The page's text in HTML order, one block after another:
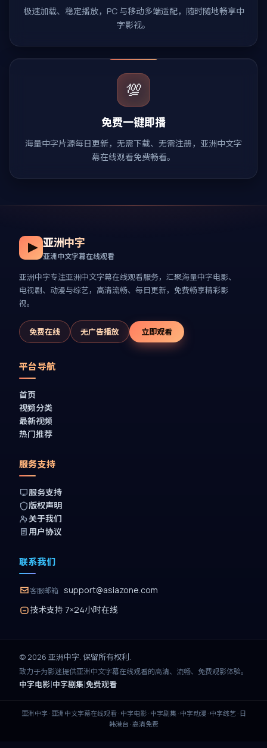
极速加载、稳定播放，PC 与移动多端适配，随时随地畅享中
字影视。
💯
免费一键即播
海量中字片源每日更新，无需下载、无需注册，亚洲中文字
幕在线观看免费畅看。
亚洲中字
亚洲中文字幕在线观看
亚洲中字专注亚洲中文字幕在线观看服务，汇聚海量中字电影、
电视剧、动漫与综艺，高清流畅、每日更新，免费畅享精彩影
视。
免费在线 无广告播放 立即观看
平台导航
首页
视频分类
最新视频
热门推荐
服务支持
服务支持
版权声明
关于我们
用户协议
联系我们
客服邮箱 support@asiazone.com
技术支持 7×24小时在线
© 2026 亚洲中字 . 保留所有权利.
致力于为影迷提供亚洲中文字幕在线观看的高清、流畅、免费观影体验。
中字电影|中字剧集|免费观看
亚洲中字· 亚洲中文字幕在线观看· 中字电影 · 中字剧集 · 中字动漫 · 中字综艺 · 日
韩港台 · 高清免费